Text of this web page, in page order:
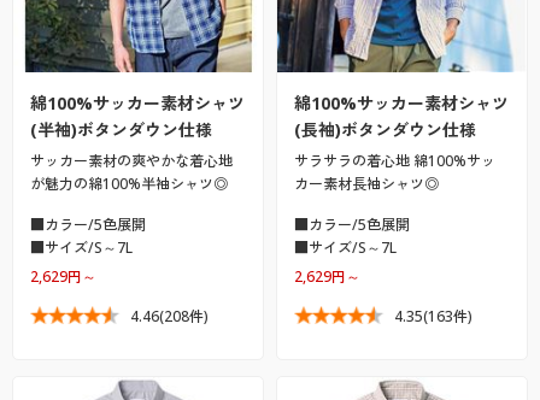
綿100%サッカー素材シャツ
(半袖)ボタンダウン仕様
サッカー素材の爽やかな着心地
が魅力の綿100%半袖シャツ◎
■カラー/5色展開
■サイズ/S～7L
2,629円～
4.46(208件)
綿100%サッカー素材シャツ
(長袖)ボタンダウン仕様
サラサラの着心地 綿100%サッ
カー素材長袖シャツ◎
■カラー/5色展開
■サイズ/S～7L
2,629円～
4.35(163件)